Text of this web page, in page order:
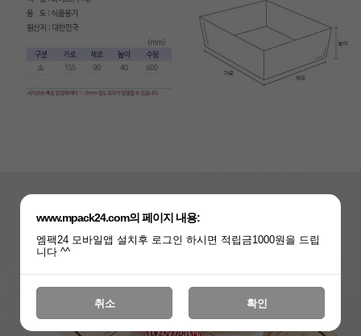
www.mpack24.com의 페이지 내용:
엠팩24 모바일앱 설치후 로그인 하시면 적립금1000원을 드립
니다 ^^
취소 확인